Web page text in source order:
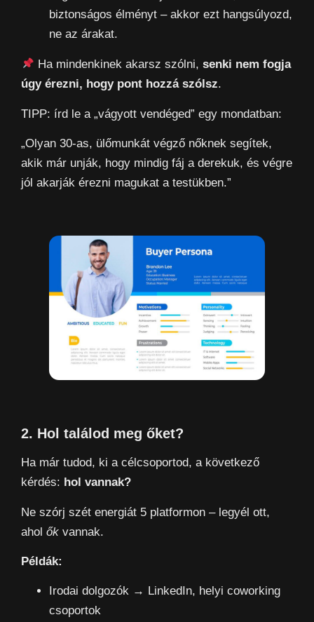
biztonságos élményt – akkor ezt hangsúlyozd,
ne az árakat.
Ha mindenkinek akarsz szólni,senki nem fogja
úgy érezni, hogy pont hozzá szólsz.
TIPP: írd le a „vágyott vendéged” egy mondatban:
„Olyan 30-as, ülőmunkát végző nőknek segítek,
akik már unják, hogy mindig fáj a derekuk, és végre
jól akarják érezni magukat a testükben.”
2. Hol találod meg őket?
Ha már tudod, ki a célcsoportod, a következő
kérdés: hol vannak?
Ne szórj szét energiát 5 platformon – legyél ott,
ahol ők vannak.
Példák:
Irodai dolgozók → LinkedIn, helyi coworking
csoportok